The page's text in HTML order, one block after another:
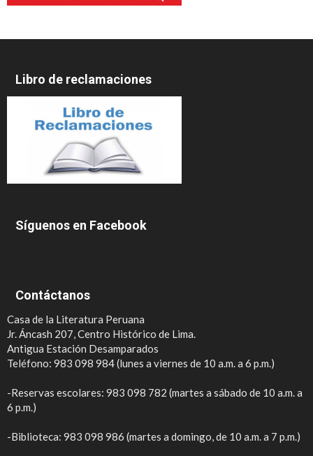
Libro de reclamaciones
Síguenos en Facebook
Contáctanos
Casa de la Literatura Peruana
Jr. Áncash 207, Centro Histórico de Lima.
Antigua Estación Desamparados
Teléfono: 983 098 984 (lunes a viernes de 10 a.m. a 6 p.m.)
-Reservas escolares: 983 098 782 (martes a sábado de 10 a.m. a
6 p.m.)
-Biblioteca: 983 098 986 (martes a domingo, de 10 a.m. a 7 p.m.)